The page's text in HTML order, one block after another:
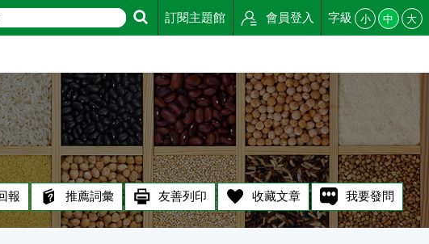
訂閱主題館 會員登入 字級 小 中 大
報 推薦詞彙 友善列印 收藏文章 我要發問